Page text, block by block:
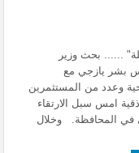
...... بحث وزير
بشر يازجي مع
وعدد من المستثمرين
امس سبل الارتقاء
في المحافظة. وخلال